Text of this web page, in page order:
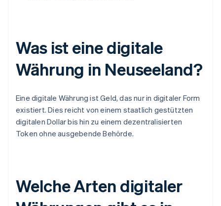
Was ist eine digitale
Währung in Neuseeland?
Eine digitale Währung ist Geld, das nur in digitaler Form
existiert. Dies reicht von einem staatlich gestützten
digitalen Dollar bis hin zu einem dezentralisierten
Token ohne ausgebende Behörde.
Welche Arten digitaler